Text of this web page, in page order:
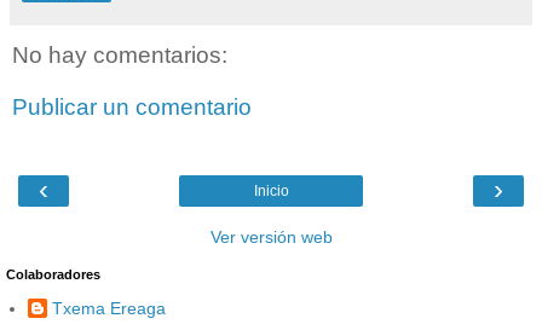
No hay comentarios:
Publicar un comentario
‹ ›
Inicio
Ver versión web
Colaboradores
Txema Ereaga